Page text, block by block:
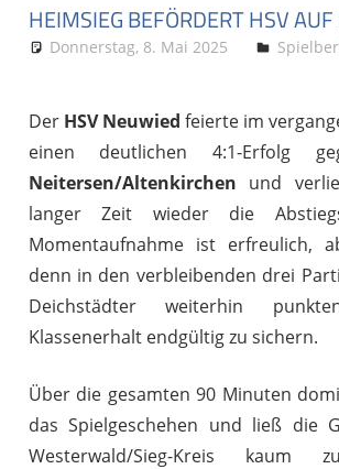
für
Neuwied
HEIMSIEG BEFÖRDERT HSV
Donnerstag, 8. Mai 2025 Stephan
Der HSV Neuwied feierte im
einen deutlichen 4:1-Erfolg
Neitersen/Altenkirchen und
langer Zeit wieder die
Momentaufnahme ist erfreulich,
denn in den verbleibenden drei
Deichstädter weiterhin
Klassenerhalt endgültig zu sichern.
Über die gesamten 90 Minuten
das Spielgeschehen und ließ die
Westerwald/Sieg-Kreis kaum